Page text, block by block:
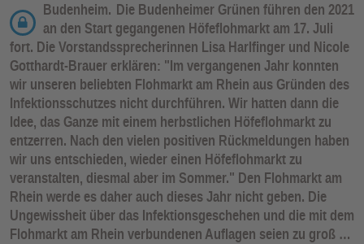
Budenheim. Die Budenheimer Grünen führen den 2021
an den Start gegangenen Höfeflohmarkt am 17. Juli
fort. Die Vorstandssprecherinnen Lisa Harlfinger und Nicole
Gotthardt-Brauer erklären: "Im vergangenen Jahr konnten
wir unseren beliebten Flohmarkt am Rhein aus Gründen des
Infektionsschutzes nicht durchführen. Wir hatten dann die
Idee, das Ganze mit einem herbstlichen Höfeflohmarkt zu
entzerren. Nach den vielen positiven Rückmeldungen haben
wir uns entschieden, wieder einen Höfeflohmarkt zu
veranstalten, diesmal aber im Sommer." Den Flohmarkt am
Rhein werde es daher auch dieses Jahr nicht geben. Die
Ungewissheit über das Infektionsgeschehen und die mit dem
Flohmarkt am Rhein verbundenen Auflagen seien zu groß …